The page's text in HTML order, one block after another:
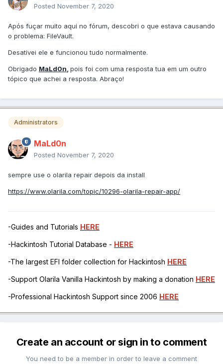
Posted November 7, 2020
Após fuçar muito aqui no fórum, descobri o que estava causando
o problema: FileVault.
Desativei ele e funcionou tudo normalmente.
Obrigado MaLd0n, pois foi com uma resposta tua em um outro
tópico que achei a resposta. Abraço!
Administrators
MaLd0n
Posted November 7, 2020
sempre use o olarila repair depois da install
https://www.olarila.com/topic/10296-olarila-repair-app/
-Guides and Tutorials HERE
-Hackintosh Tutorial Database - HERE
-The largest EFI folder collection for Hackintosh HERE
-Support Olarila Vanilla Hackintosh by making a donation HERE
-Professional Hackintosh Support since 2006 HERE
Create an account or sign in to comment
You need to be a member in order to leave a comment